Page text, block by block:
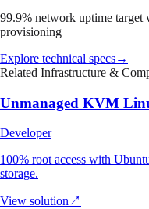
99.9% network uptime target
provisioning
Explore technical specs→
Related Infrastructure &
Unmanaged KVM
Developer
100% root access with
storage.
View solution↗